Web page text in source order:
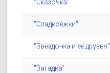
"Сказочка"
"Сладкоежки"
"Звёздочка и её друзья"
"Загадка"